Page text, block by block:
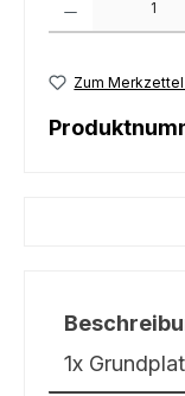
Zum
1x